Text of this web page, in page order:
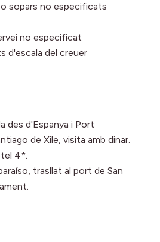
o sopars no especificats
no especificat
d'escala del creuer
des d'Espanya i Port
de Xile, visita amb dinar.
4*.
trasllat al port de San